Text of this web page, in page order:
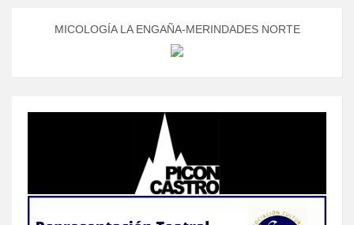
MICOLOGÍA LA ENGAÑA-MERINDADES NORTE